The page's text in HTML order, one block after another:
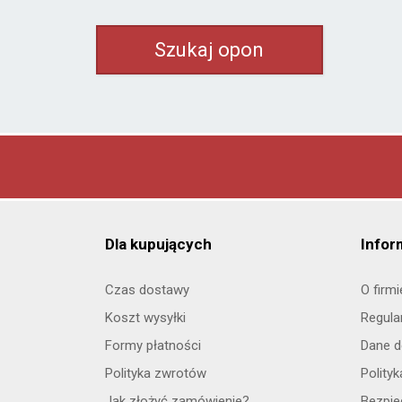
Matador
Maxxis od 434 zł
Semperit od 508 zł
Pozostałe marki
Dla kupujących
Czas dostawy
Koszt wysyłki
Formy płatności
Polityka zwrotów
O
Dane